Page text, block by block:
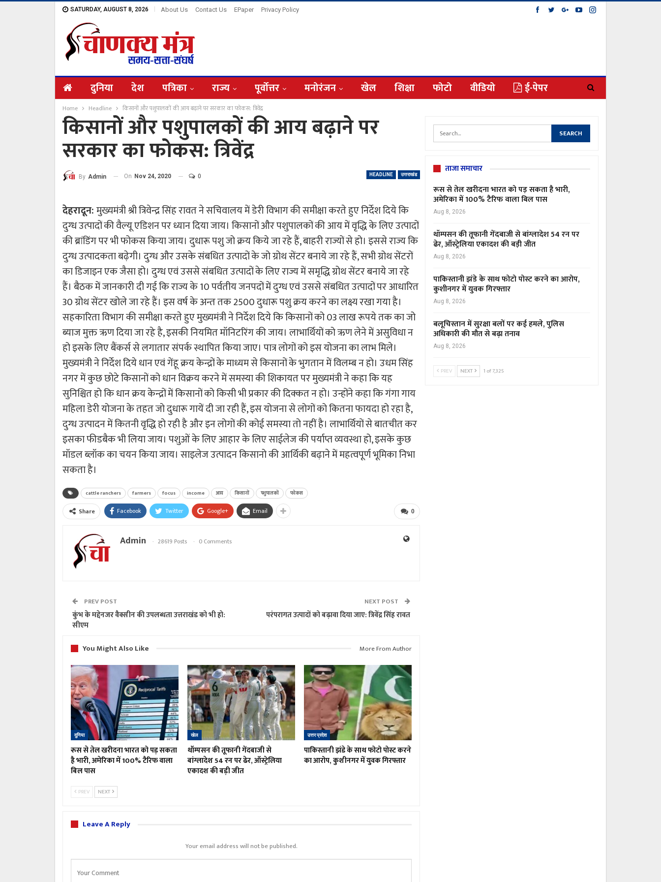
SATURDAY, AUGUST 8, 2026 About Us Contact Us EPaper Privacy Policy
दुनिया देश पत्रिका राज्य पूर्वोत्तर मनोरंजन खेल शिक्षा फोटो वीडियो ई-पेपर
Home Headline किसानों और पशुपालकों की आय बढ़ाने पर सरकार का फोकस: त्रिवेंद्र
किसानों और पशुपालकों की आय बढ़ाने पर
सरकार का फोकस: त्रिवेंद्र
HEADLINE उत्तराखंड
By Admin On Nov 24, 2020 0
देहरादून:मुख्यमंत्री श्री त्रिवेन्द्र सिंह रावत ने सचिवालय में डेरी विभाग की समीक्षा करते हुए निर्देश दिये कि
दुग्ध उत्पादों की वैल्यू एडिशन पर ध्यान दिया जाय। किसानों और पशुपालकों की आय में वृद्धि के लिए उत्पादों
की ब्रांडिंग पर भी फोकस किया जाय। दुधारू पशु जो क्रय किये जा रहे हैं, बाहरी राज्यों से हो। इससे राज्य कि
दुग्ध उत्पादकता बढ़ेगी। दुग्ध और उसके संबधित उत्पादों के जो ग्रोथ सेंटर बनाये जा रहे हैं, सभी ग्रोथ सेंटरों
का डिजाइन एक जैसा हो। दुग्ध एवं उससे संबधित उत्पादों के लिए राज्य में समृद्धि ग्रोथ सेंटर बनाये जा रहे
हैं। बैठक में जानकारी दी गई कि राज्य के 10 पर्वतीय जनपदों में दुग्ध एवं उससे संबधित उत्पादों पर आधारित
30 ग्रोथ सेंटर खोले जा रहे हैं। इस वर्ष के अन्त तक 2500 दुधारू पशु क्रय करने का लक्ष्य रखा गया है।
सहकारिता विभाग की समीक्षा करते हुए मुख्यमंत्री ने निर्देश दिये कि किसानों को 03 लाख रूपये तक का जो
ब्याज मुक्त ऋण दिया जा रहे है, इसकी नियमित मॉनिटरिंग की जाय। लाभार्थियों को ऋण लेने में असुविधा न
हो इसके लिए बैंकर्स से लगातार संपर्क स्थापित किया जाए। पात्र लोगों को इस योजना का लाभ मिले।
मुख्यमंत्री ने निर्देश दिये धान एवं गेंहू क्रय केन्द्रों के माध्यम से किसानों के भुगतान में विलम्ब न हो। उधम सिंह
नगर में कुछ छोटे किसानों को धान विक्रय करने में समस्या की शिकायत पर मुख्यमंत्री ने कहा कि यह
सुनिश्चित हो कि धान क्रय केन्द्रों में किसानों को किसी भी प्रकार की दिक्कत न हो। उन्होंने कहा कि गंगा गाय
महिला डेरी योजना के तहत जो दुधारू गायें दी जा रही हैं, इस योजना से लोगों को कितना फायदा हो रहा है,
दुग्ध उत्पादन में कितनी वृद्धि हो रही है और इन लोगों की कोई समस्या तो नहीं है। लाभार्थियों से बातचीत कर
इसका फीडबैक भी लिया जाय। पशुओं के लिए आहार के लिए साईलेज की पर्याप्त व्यवस्था हो, इसके कुछ
मॉडल ब्लॉक का चयन किया जाय। साइलेज उत्पादन किसानो की आर्थिकी बढ़ाने में महत्वपूर्ण भूमिका निभा
सकता है।
cattle ranchers farmers focus income आय किसानों पशुपालकों फोकस
0
Share Facebook Twitter Google+ Email
Admin 28619 Posts 0 Comments
PREV POST
कुंभ के मद्देनजर वैक्सीन की उपलब्धता उत्तराखंड को भी हो:
सीएम
NEXT POST
परंपरागत उत्पादों को बढ़ावा दिया जाए: त्रिवेंद्र सिंह रावत
You Might Also Like More From Author
दुनिया
रूस से तेल खरीदना भारत को पड़ सकता
है भारी, अमेरिका में 100% टैरिफ वाला
बिल पास
खेल
थॉम्पसन की तूफानी गेंदबाजी से
बांग्लादेश 54 रन पर ढेर, ऑस्ट्रेलिया
एकादश की बड़ी जीत
उत्तर प्रदेश
पाकिस्तानी झंडे के साथ फोटो पोस्ट करने
का आरोप, कुशीनगर में युवक गिरफ्तार
PREV NEXT
Leave A Reply
Your email address will not be published.
ताजा समाचार
रूस से तेल खरीदना भारत को पड़ सकता है भारी,
अमेरिका में 100% टैरिफ वाला बिल पास
Aug 8, 2026
थॉम्पसन की तूफानी गेंदबाजी से बांग्लादेश 54 रन पर
ढेर, ऑस्ट्रेलिया एकादश की बड़ी जीत
Aug 8, 2026
पाकिस्तानी झंडे के साथ फोटो पोस्ट करने का आरोप,
कुशीनगर में युवक गिरफ्तार
Aug 8, 2026
बलूचिस्तान में सुरक्षा बलों पर कई हमले, पुलिस
अधिकारी की मौत से बढ़ा तनाव
Aug 8, 2026
PREV NEXT 1 of 7,325